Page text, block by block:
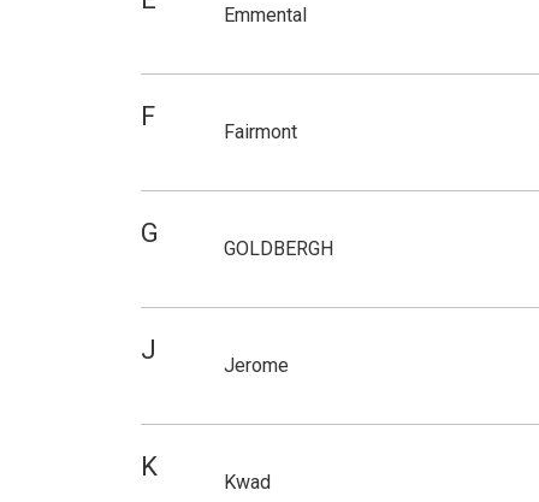
Emmental
F Fairmont
G GOLDBERGH
J Jerome
K Kwad